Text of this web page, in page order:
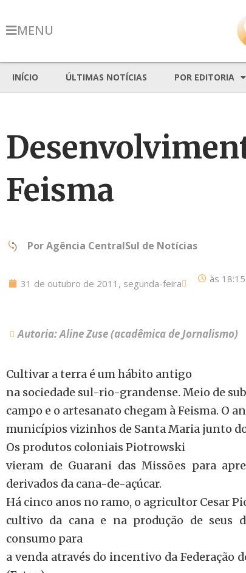
MENU
INÍCIO ÚLTIMAS NOTÍCIAS POR EDITORIA
Feisma
PorAgência CentralSul de Notícias
31 de outubro de 2011, segunda-feira às 18:15
Autoria: Aline Zuse (acadêmica de Jornalismo)
Cultivar a terra é um hábito antigo
na sociedade sul-rio-grandense. Meio de
campo e o artesanato chegam à Feisma. O
municípios vizinhos de Santa Maria junto
Os produtos coloniais Piotrowski
vieram de Guarani das Missões para
derivados da cana-de-açúcar.
Há cinco anos no ramo, o agricultor Cesar
cultivo da cana e na produção de seus
consumo para
a venda através do incentivo da Federação